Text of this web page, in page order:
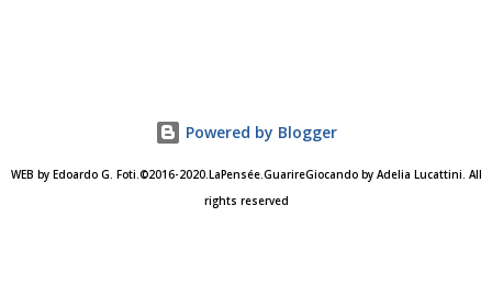
dormire’. È il male di una società che impone dei ritmi”,
soltanto una. Oltre al GHB (acido gamma-idrossibutirrico) ,
noto anche come “ecstasy liquida” c’è il GBL (gamma-
Powered by Blogger
WEB by Edoardo G. Foti.©2016-2020.LaPensée.GuarireGiocando by Adelia Lucattini. All
rights reserved